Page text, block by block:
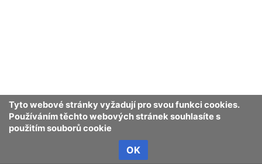
Tyto webové stránky vyžadují pro svou funkci cookies.
Používáním těchto webových stránek souhlasíte s
použitím souborů cookie
OK